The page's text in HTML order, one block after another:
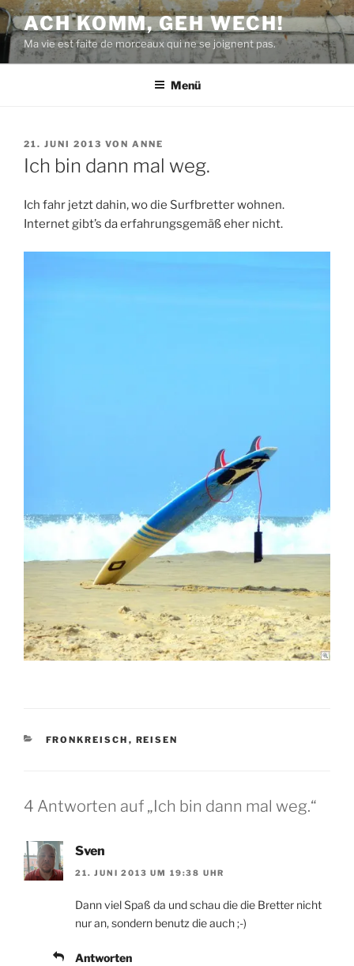
Zum
Inhalt
springen
ACH KOMM, GEH WECH!
Ma vie est faite de morceaux qui ne se joignent pas.
Menü
VERÖFFENTLICHT
AM
21. JUNI 2013 VON ANNE
Ich bin dann mal weg.
Ich fahr jetzt dahin, wo die Surfbretter wohnen.
Internet gibt’s da erfahrungsgemäß eher nicht.
KATEGORIEN
FRONKREISCH , REISEN
4 Antworten auf „Ich bin dann mal weg.“
Sven
21. JUNI 2013 UM 19:38 UHR
Dann viel Spaß da und schau die die Bretter nicht
nur an, sondern benutz die auch ;-)
Antworten